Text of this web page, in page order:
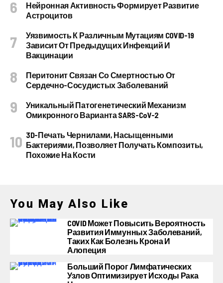
Нейронная Активность Формирует Развитие
Астроцитов
Уязвимость К Различным Мутациям COVID-19
Зависит От Предыдущих Инфекций И
Вакцинации
Перитонит Связан Со Смертностью От
Сердечно-Сосудистых Заболеваний
Уникальный Патогенетический Механизм
Омикронного Варианта SARS-CoV-2
3D-Печать Чернилами, Насыщенными
Бактериями, Позволяет Получать Композиты,
Похожие На Кости
You May Also Like
COVID Может Повысить Вероятность
Развития Иммунных Заболеваний,
Таких Как Болезнь Крона И
Алопеция
Больший Порог Лимфатических
Узлов Оптимизирует Исходы Рака